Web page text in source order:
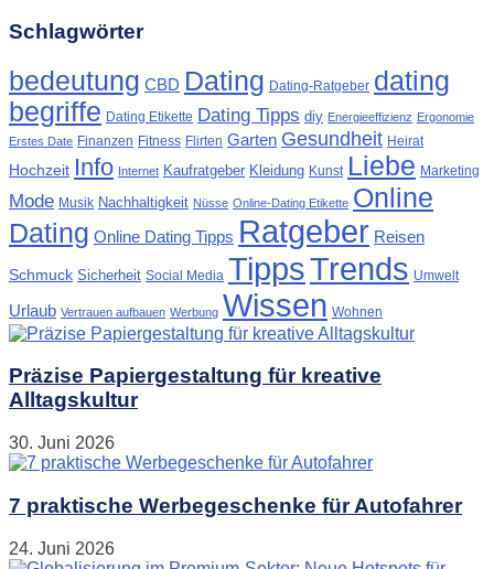
Schlagwörter
bedeutung CBD Dating Dating-Ratgeber dating
begriffe Dating Etikette Dating Tipps diy Energieeffizienz Ergonomie
Erstes Date Finanzen Fitness Flirten Garten Gesundheit Heirat
Hochzeit Info Internet Kaufratgeber Kleidung Kunst Liebe Marketing
Mode Musik Nachhaltigkeit Nüsse Online-Dating Etikette Online
Dating Online Dating Tipps Ratgeber Reisen
Schmuck Sicherheit Social Media TippsTrends Umwelt
Urlaub Vertrauen aufbauen Werbung Wissen Wohnen
Präzise Papiergestaltung für kreative
Alltagskultur
30. Juni 2026
7 praktische Werbegeschenke für Autofahrer
24. Juni 2026